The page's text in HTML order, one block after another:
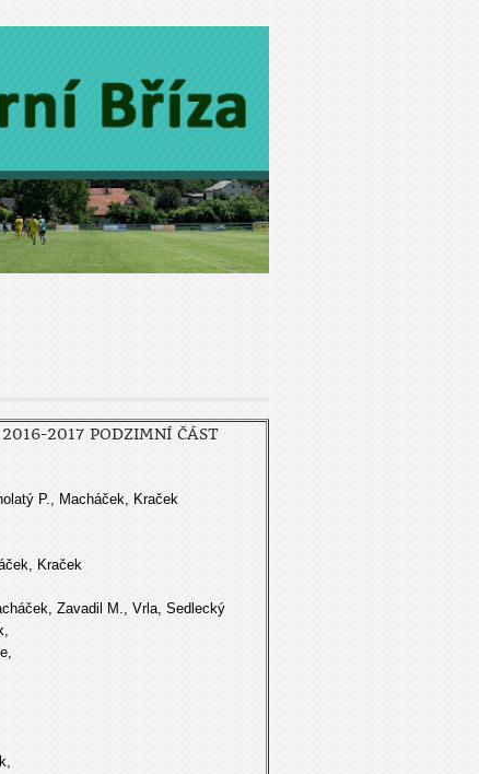
2016-2017 PODZIMNÍ ČÁST
P., Macháček, Kraček
Kraček
Zavadil M., Vrla, Sedlecký